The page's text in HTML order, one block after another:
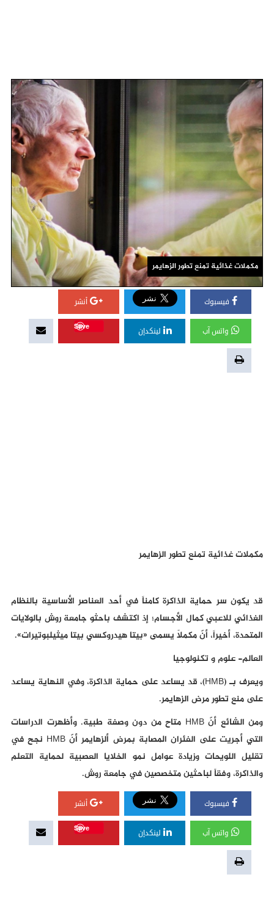
مكملات غذائية تمنع تطور الزهايمر
فيسبوك أنشر
واتس آب لينكدإن
Save
مكملات غذائية تمنع تطور الزهايمر
قد يكون سر حماية الذاكرة كامناً في أحد العناصر الأساسية بالنظام
الغذائي للاعبي كمال الأجسام؛ إذ اكتشف باحثو جامعة روش بالولايات
المتحدة، أخيراً، أنّ مكملاً يسمى «بيتا هيدروكسي بيتا ميثيلبوتيرات».
العالم- علوم و تكنولوجيا
ويعرف بـ (HMB)، قد يساعد على حماية الذاكرة، وفي النهاية يساعد
على منع تطور مرض الزهايمر.
ومن الشائع أنّ HMB متاح من دون وصفة طبية. وأظهرت الدراسات
التي أجريت على الفئران المصابة بمرض ألزهايمر أنّ HMB نجح في
تقليل اللويحات وزيادة عوامل نمو الخلايا العصبية لحماية التعلم
والذاكرة، وفقاً لباحثين متخصصين في جامعة روش.
فيسبوك أنشر
واتس آب لينكدإن
Save